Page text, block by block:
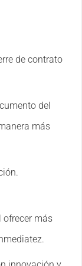
de contrato
del
más
ofrecer más